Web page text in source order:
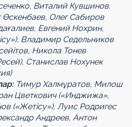
Виталий Кувшинов.
Өскенбаев, Олег Сабиров
Евгений Нохрин,
Владимир Седельников
Никола Тонев
Станислав Нохунек
Тимур Халмұратов, Милош
Цветкович («Инджижа»,
(«Жетісу»), Луис Родригес
Андреев, Антон